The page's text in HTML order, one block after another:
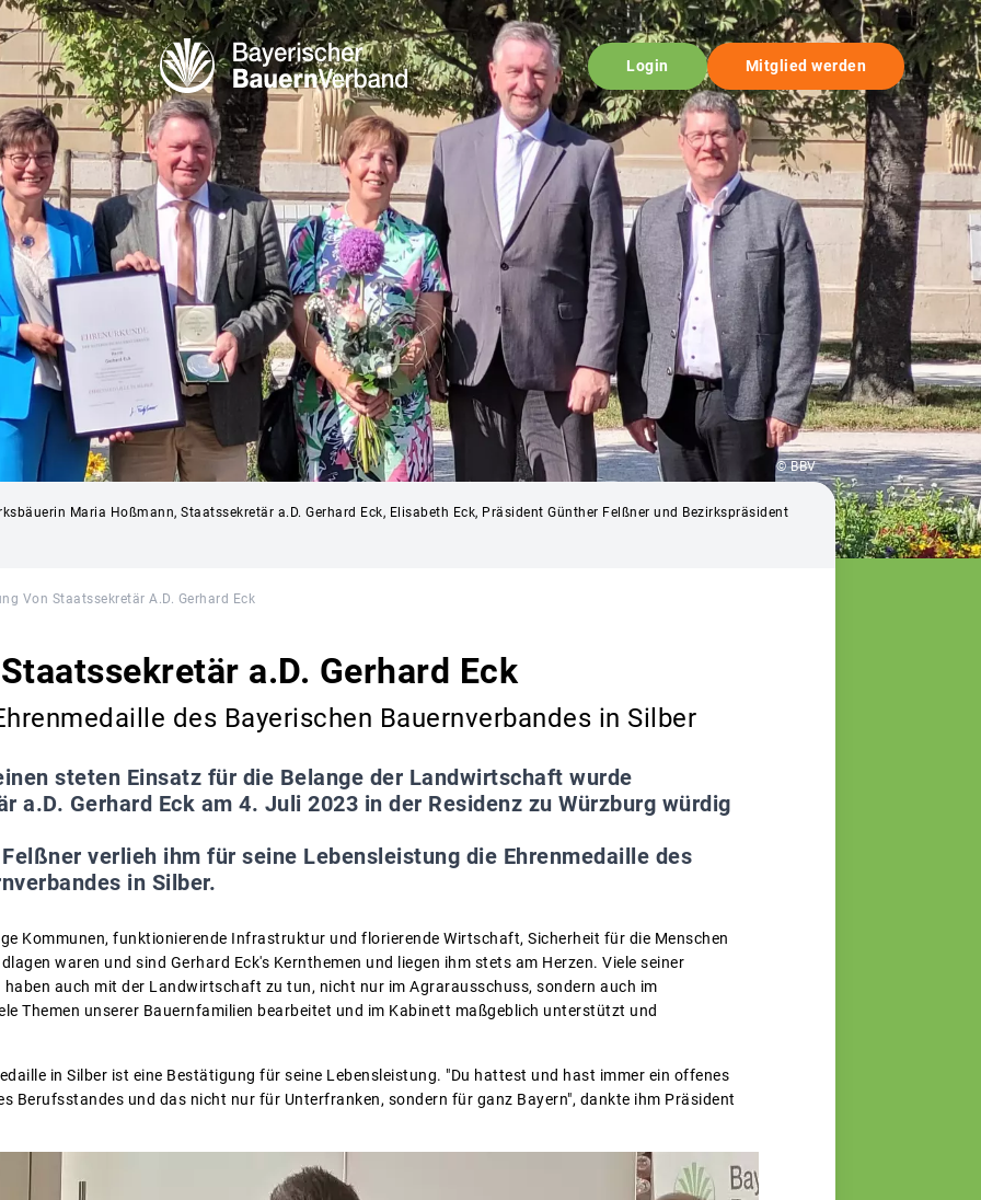
Login Mitglied werden
© BBV
Maria Hoßmann, Staatssekretär a.D. Gerhard Eck, Elisabeth Eck, Präsident Günther Felßner und Bezirkspräsident
Von Staatssekretär A.D. Gerhard Eck
a.D. Gerhard Eck
des Bayerischen Bauernverbandes in Silber
steten Einsatz für die Belange der Landwirtschaft wurde
a.D. Gerhard Eck am 4. Juli 2023 in der Residenz zu Würzburg würdig
verlieh ihm für seine Lebensleistung die Ehrenmedaille des
in Silber.
Kommunen, funktionierende Infrastruktur und florierende Wirtschaft, Sicherheit für die Menschen
waren und sind Gerhard Eck's Kernthemen und liegen ihm stets am Herzen. Viele seiner
auch mit der Landwirtschaft zu tun, nicht nur im Agrarausschuss, sondern auch im
Themen unserer Bauernfamilien bearbeitet und im Kabinett maßgeblich unterstützt und
in Silber ist eine Bestätigung für seine Lebensleistung. "Du hattest und hast immer ein offenes
Berufsstandes und das nicht nur für Unterfranken, sondern für ganz Bayern", dankte ihm Präsident